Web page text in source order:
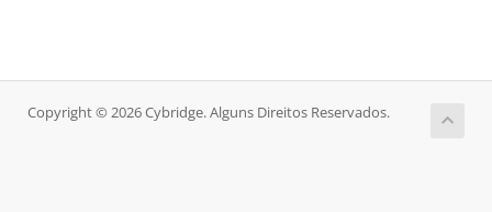
Copyright © 2026 Cybridge. Alguns Direitos Reservados.